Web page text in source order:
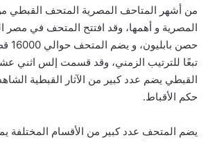
من أشهر المتاحف المصرية المتحف القبطي
المصرية و أهمها، وقد افتتح المتحف في مصر
حصن
تبعًا للترتيب الزمني، وقد قسمت إلس اثني
القبطي يضم عدد كبير من الآثار القبطية
حكم الأقباط.
يضم المتحف عدد كبير من الأقسام المختلفة